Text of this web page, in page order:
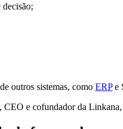
decisão;
outros sistemas, como ERPe
e cofundador da Linkana,